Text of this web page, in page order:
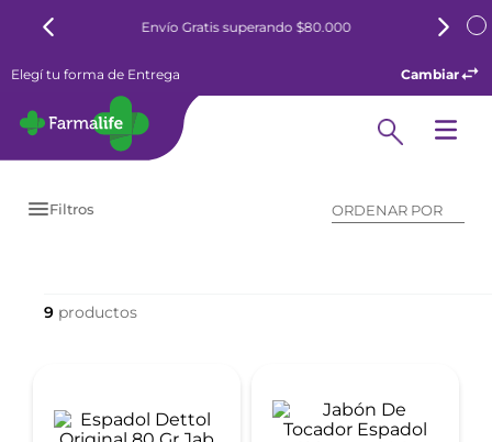
Envío Gratis superando $80.000
Elegí tu forma de Entrega Cambiar
Filtros ORDENAR POR
9